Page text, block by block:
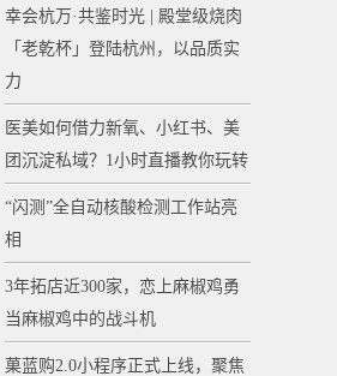
幸会杭万·共鉴时光 | 殿堂级烧肉
「老乾杯」登陆杭州，以品质实
力
医美如何借力新氧、小红书、美
团沉淀私域？1小时直播教你玩转
“闪测”全自动核酸检测工作站亮
相
3年拓店近300家，恋上麻椒鸡勇
当麻椒鸡中的战斗机
菓蓝购2.0小程序正式上线，聚焦